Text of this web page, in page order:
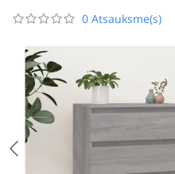
0 Atsauksme(s)